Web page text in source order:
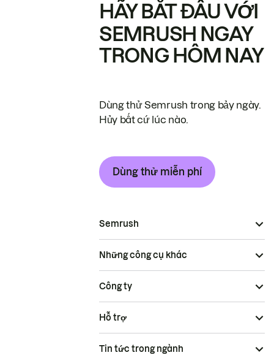
HÃY BẮT ĐẦU VỚI
SEMRUSH NGAY
TRONG HÔM NAY
Dùng thử Semrush trong bảy ngày.
Hủy bất cứ lúc nào.
Dùng thử miễn phí
Semrush
Những công cụ khác
Công ty
Hỗ trợ
Tin tức trong ngành